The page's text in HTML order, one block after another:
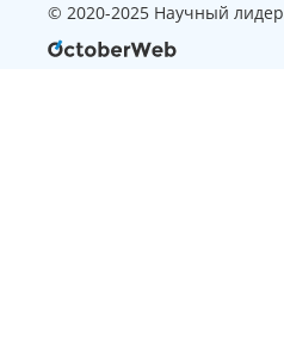
© 2020-2025 Научный лидер